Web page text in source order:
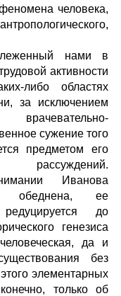
человека,
нами в
активности
либо областях
за исключением
врачевательно-
сужение того
предметом его
рассуждений.
Иванова
обеднена, ее
до
генезиса
да и
без
элементарных
только об